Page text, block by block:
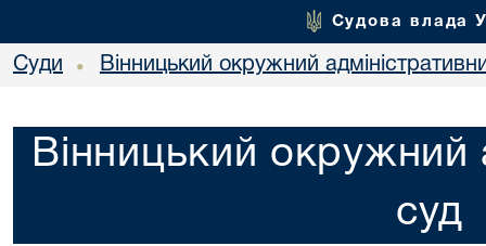
Судова влада
Суди • Вінницький окружний
Вінницький окружний
суд